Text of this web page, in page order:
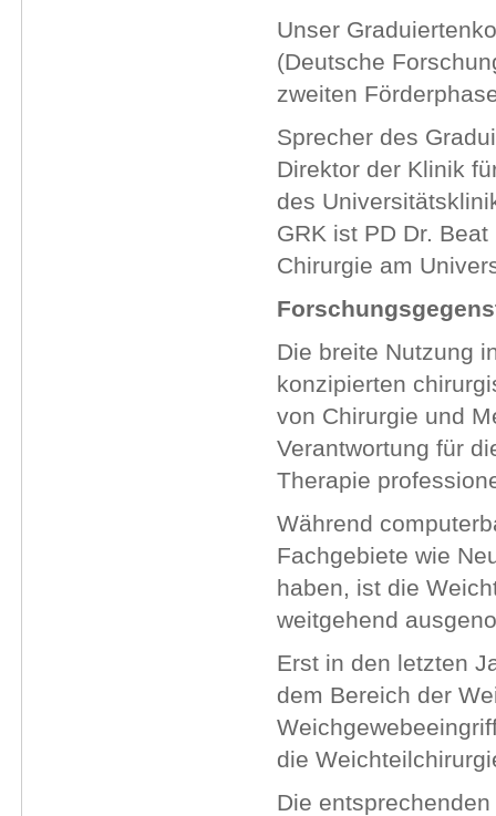
Unser
(Deutsche
zweiten
Sprecher des
Direktor der Klinik
des
GRK ist PD Dr.
Chirurgie am
Die breite Nutzung
konzipierten
von Chirurgie und
Verantwortung für
Therapie
Während
Fachgebiete wie
haben, ist die
weitgehend
Erst in den letzten
dem Bereich der
die
Die